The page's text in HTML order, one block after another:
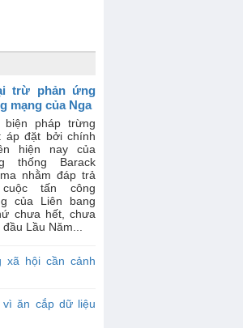
trừ phản ứng
mạng của Nga
biện pháp trừng
áp đặt bởi chính
hiện nay của
thống Barack
nhằm đáp trả
tấn công
của Liên bang
chưa hết, chưa
Lầu Năm...
xã hội cần cảnh
ăn cắp dữ liệu